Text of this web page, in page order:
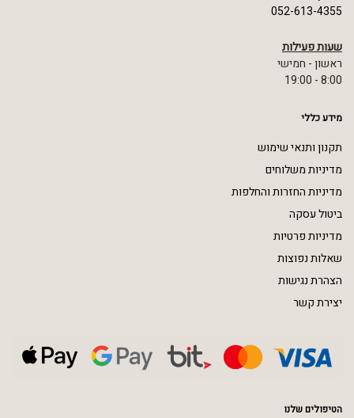
052-613-4355
שעות פעילות
ראשון - חמישי
8:00 - 19:00
מידע כללי
תקנון ותנאי שימוש
מדיניות משלוחים
מדיניות החזרות והחלפות
ביטול עסקה
מדיניות פרטיות
שאלות נפוצות
הצהרת נגישות
יצירת קשר
הטיפולים שלנו